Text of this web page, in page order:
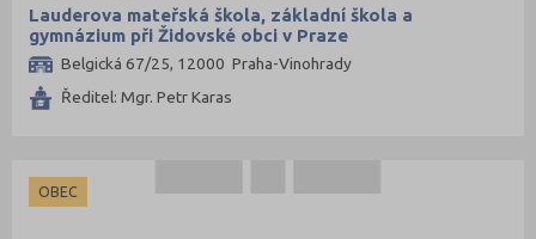
Lauderova mateřská škola, základní škola a
gymnázium při Židovské obci v Praze
Belgická 67/25, 12000 Praha-Vinohrady
Ředitel: Mgr. Petr Karas
OBEC